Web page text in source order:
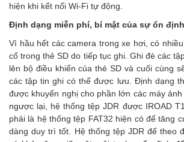
hiện khi kết nối Wi-Fi tự động.
Định dạng miễn phí, bí mật của sự ổn định
Vì hầu hết các camera trong xe hơi, có
cố trong thẻ SD do tiếp tục ghi. Ghi đè các
lên bộ điều khiển của thẻ SD và cuối cùng
các tập tin ghi có thể được lưu. Định dạng
được khuyến nghị cho phần lớn các máy
ngược lại, hệ thống tệp JDR được IROAD
phải là hệ thống tệp FAT32 hiện có để tăng
dàng duy trì tốt. Hệ thống tệp JDR để theo